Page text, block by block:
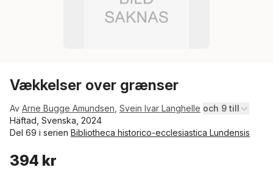
Vækkelser over grænser
Av Arne Bugge Amundsen Svein Ivar Langhelle och 9 till
Häftad, Svenska, 2024
Del 69 i serien Bibliotheca historico-ecclesiastica Lundensis
394 kr